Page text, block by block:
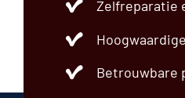
Zelfreparatie
Betrouwbare